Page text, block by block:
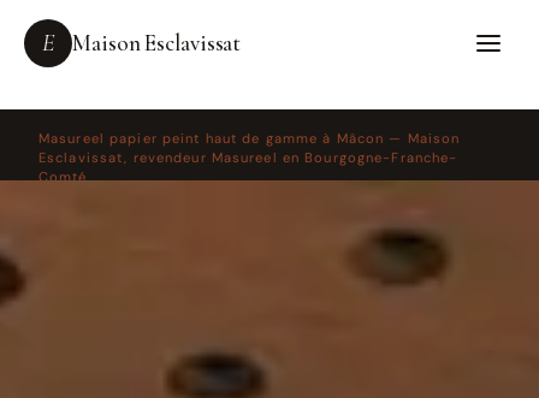
E Maison Esclavissat
Masureel papier peint haut de gamme à Mâcon — Maison
Esclavissat, revendeur Masureel en Bourgogne-Franche-
Comté